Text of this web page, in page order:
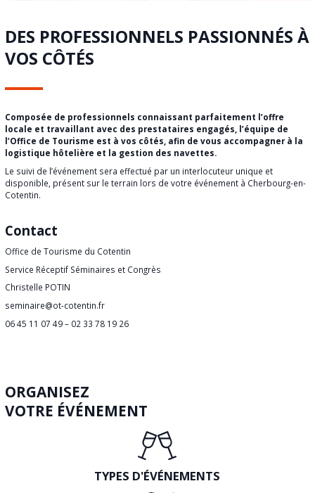
DES PROFESSIONNELS PASSIONNÉS À
VOS CÔTÉS
Composée de professionnels connaissant parfaitement l’offre
locale et travaillant avec des prestataires engagés, l’équipe de
l’Office de Tourisme est à vos côtés, afin de vous accompagner à la
logistique hôtelière et la gestion des navettes.
Le suivi de l’événement sera effectué par un interlocuteur unique et
disponible, présent sur le terrain lors de votre événement à Cherbourg-en-
Cotentin.
Contact
Office de Tourisme du Cotentin
Service Réceptif Séminaires et Congrès
Christelle POTIN
seminaire@ot-cotentin.fr
06 45 11 07 49 – 02 33 78 19 26
ORGANISEZ
VOTRE ÉVÉNEMENT
TYPES D'ÉVÉNEMENTS